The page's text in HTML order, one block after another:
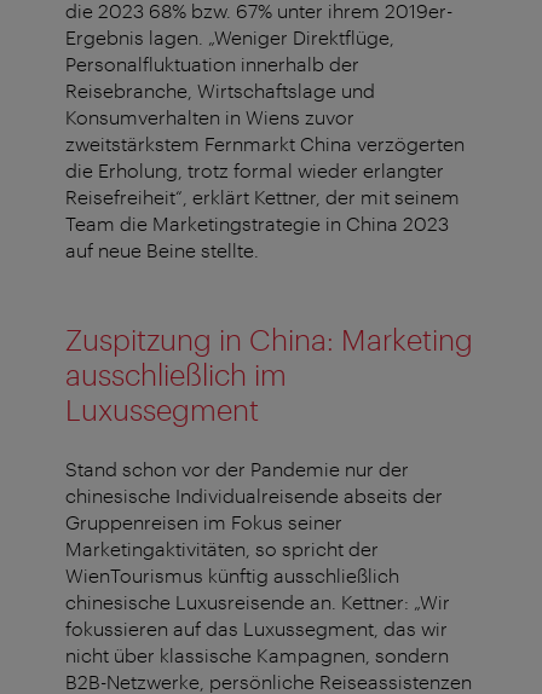
die 2023 68% bzw. 67% unter ihrem 2019er-
Ergebnis lagen. „Weniger Direktflüge,
Personalfluktuation innerhalb der
Reisebranche, Wirtschaftslage und
Konsumverhalten in Wiens zuvor
zweitstärkstem Fernmarkt China verzögerten
die Erholung, trotz formal wieder erlangter
Reisefreiheit“, erklärt Kettner, der mit seinem
Team die Marketingstrategie in China 2023
auf neue Beine stellte.
Zuspitzung in China: Marketing
ausschließlich im
Luxussegment
Stand schon vor der Pandemie nur der
chinesische Individualreisende abseits der
Gruppenreisen im Fokus seiner
Marketingaktivitäten, so spricht der
WienTourismus künftig ausschließlich
chinesische Luxusreisende an. Kettner: „Wir
fokussieren auf das Luxussegment, das wir
nicht über klassische Kampagnen, sondern
B2B-Netzwerke, persönliche Reiseassistenzen